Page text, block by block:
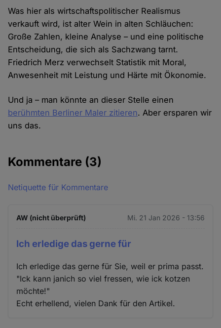
Was hier als wirtschaftspolitischer Realismus
verkauft wird, ist alter Wein in alten Schläuchen:
Große Zahlen, kleine Analyse – und eine politische
Entscheidung, die sich als Sachzwang tarnt.
Friedrich Merz verwechselt Statistik mit Moral,
Anwesenheit mit Leistung und Härte mit Ökonomie.
Und ja – man könnte an dieser Stelle einen
berühmten Berliner Maler zitieren. Aber ersparen wir
uns das.
Kommentare (3)
Netiquette für Kommentare
AW (nicht überprüft) Mi. 21 Jan 2026 - 13:56
Ich erledige das gerne für
Ich erledige das gerne für Sie, weil er prima passt.
"Ick kann janich so viel fressen, wie ick kotzen
möchte!"
Echt erhellend, vielen Dank für den Artikel.